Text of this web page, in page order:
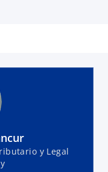
y Legal